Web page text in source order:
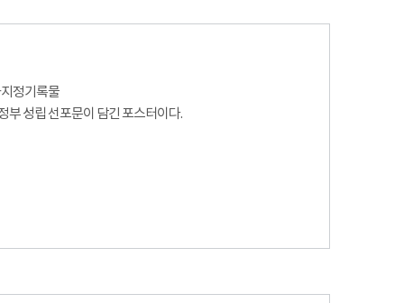
정기록물
부 성립 선포문이 담긴 포스터이다.